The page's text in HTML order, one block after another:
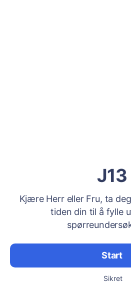
J13
Kjære Herr eller Fru, ta
tiden din til å fylle
Start
Sikret